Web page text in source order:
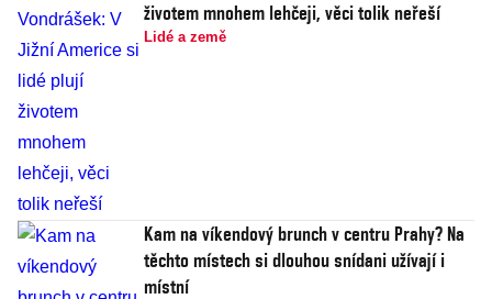
životem mnohem lehčeji, věci tolik neřeší
Lidé a země
Kam na víkendový brunch v centru Prahy? Na
těchto místech si dlouhou snídani užívají i
místní